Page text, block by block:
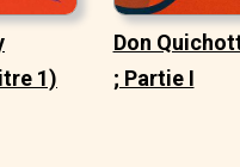
1)
Don
; Partie I